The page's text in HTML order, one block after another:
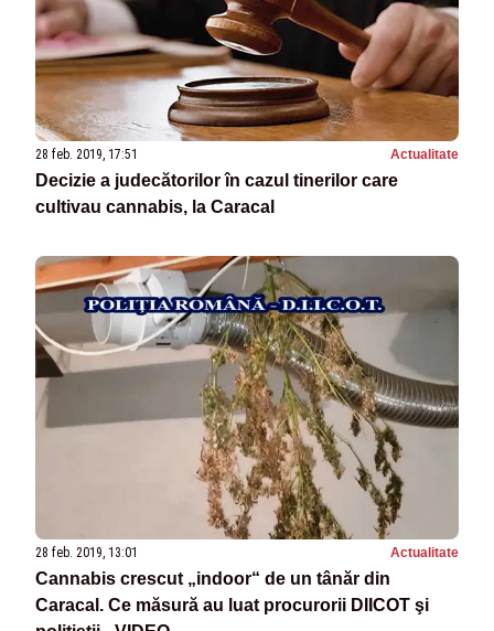
28 feb. 2019, 17:51 Actualitate
Decizie a judecătorilor în cazul tinerilor care
cultivau cannabis, la Caracal
28 feb. 2019, 13:01 Actualitate
Cannabis crescut „indoor“ de un tânăr din
Caracal. Ce măsură au luat procurorii DIICOT şi